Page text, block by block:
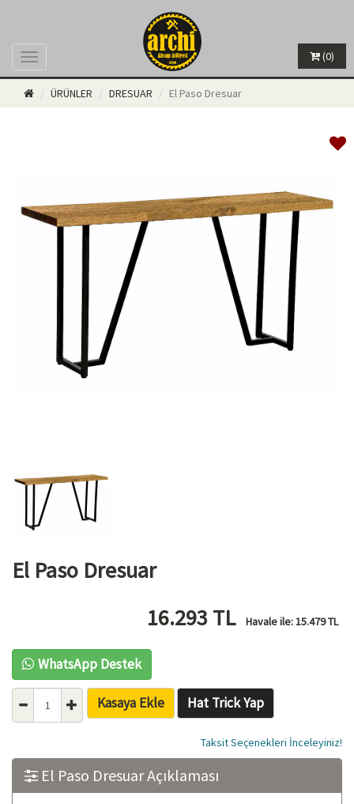
Menü (0)
ÜRÜNLER DRESUAR El Paso Dresuar
El Paso Dresuar
16.293 TL Havale ile:15.479TL
WhatsApp Destek
Kasaya Ekle Hat Trick Yap
Taksit Seçenekleri İnceleyiniz!
El Paso Dresuar Açıklaması